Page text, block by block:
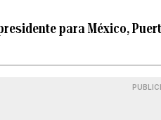
para México,